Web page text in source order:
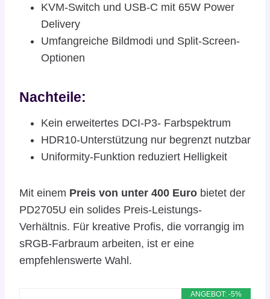
KVM-Switch und USB-C mit 65W Power
Delivery
Umfangreiche Bildmodi und Split-Screen-
Optionen
Nachteile:
Kein erweitertes DCI-P3- Farbspektrum
HDR10-Unterstützung nur begrenzt nutzbar
Uniformity-Funktion reduziert Helligkeit
Mit einem Preis von unter 400 Euro bietet der
PD2705U ein solides Preis-Leistungs-
Verhältnis. Für kreative Profis, die vorrangig im
sRGB-Farbraum arbeiten, ist er eine
empfehlenswerte Wahl.
ANGEBOT: -5%